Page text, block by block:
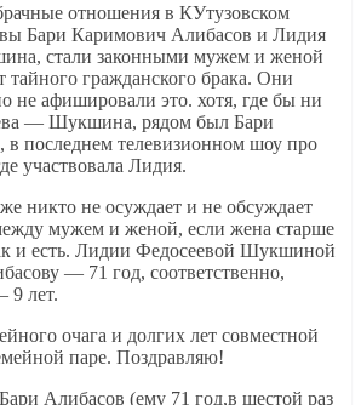
отношения в КУтузовском
Бари Каримович Алибасов и Лидия
стали законными мужем и женой
тайного гражданского брака. Они
не афишировали это. хотя, где бы ни
— Шукшина, рядом был Бари
в последнем телевизионном шоу про
участвовала Лидия.
никто не осуждает и не обсуждает
мужем и женой, если жена старше
и есть. Лидии Федосеевой Шукшиной
— 71 год, соответственно,
9 лет.
очага и долгих лет совместной
паре. Поздравляю!
Алибасов (ему 71 год,в шестой раз